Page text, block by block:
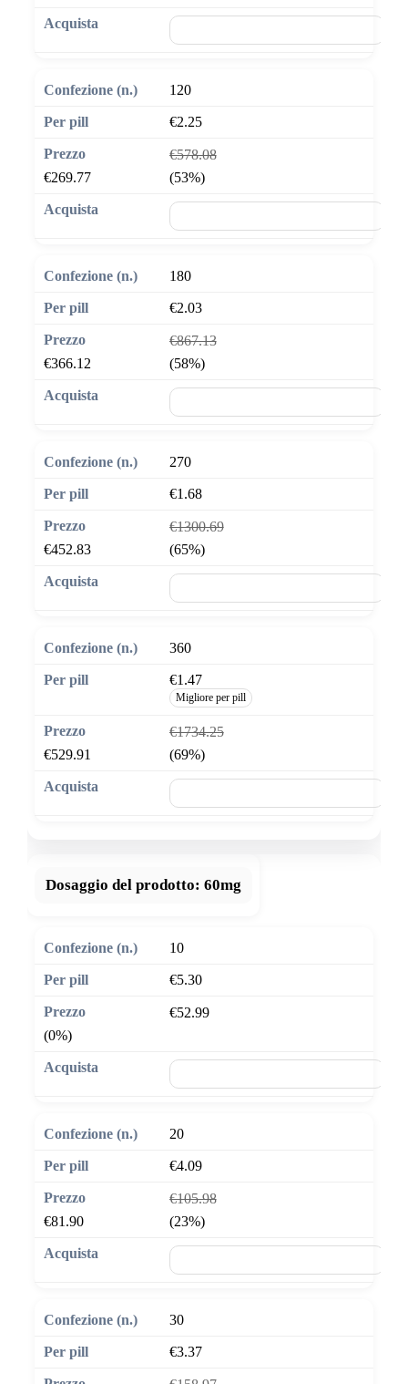
120
€2.25
€578.08
€269.77
(53%)
180
€2.03
€867.13
€366.12
(58%)
270
€1.68
€1300.69
€452.83
(65%)
360
€1.47
Migliore per pill
€1734.25
€529.91
(69%)
Dosaggio del prodotto: 60mg
10
€5.30
€52.99
(0%)
20
€4.09
€105.98
€81.90
(23%)
30
€3.37